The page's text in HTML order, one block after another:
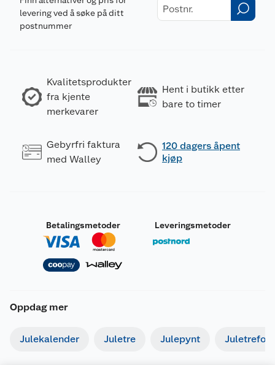
levering ved å søke på ditt
postnummer
Kvalitetsprodukter
fra kjente
merkevarer
Hent i butikk etter
bare to timer
Gebyrfri faktura
med Walley
120 dagers åpent
kjøp
Betalingsmetoder Leveringsmetoder
Oppdag mer
Julekalender Juletre Julepynt Juletrefot